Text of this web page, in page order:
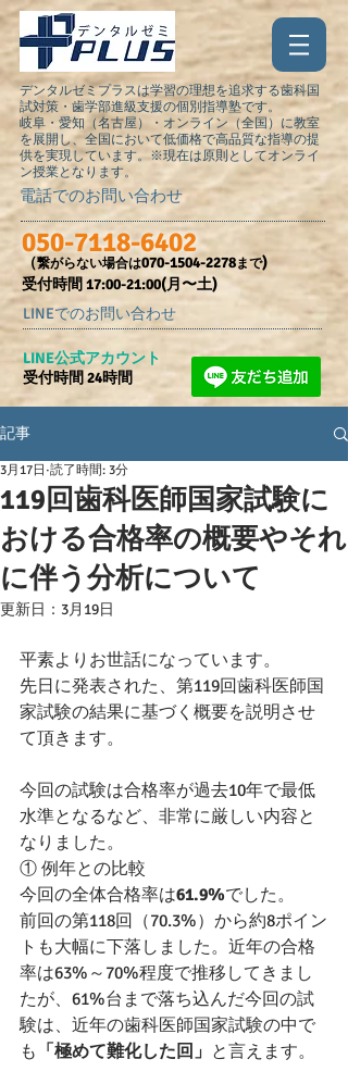
デンタルゼミプラスは学習の理想を追求する歯科国
試対策・歯学部進級支援の個別指導塾です。
岐阜・愛知（名古屋）・オンライン（全国）に教室
を展開し、全国において低価格で高品質な指導の提
供を実現しています。※現在は原則としてオンライ
ン授業となります。
電話でのお問い合わせ
050-7118-6402
（繋がらない場合は070-1504-2278まで)
受付時間​ 17:00-21:00(月〜土)
LINEでのお問い合わせ
​LINE公式アカウント
受付時間 24時間
記事
119回歯科医師国家試験に
おける合格率の概要やそれ
に伴う分析について
3月17日 読了時間: 3分
更新日： 3月19日
平素よりお世話になっています。
先日に発表された、第119回歯科医師国
家試験の結果に基づく概要を説明させ
て頂きます。
今回の試験は合格率が過去10年で最低
水準となるなど、非常に厳しい内容と
なりました。
① 例年との比較
今回の全体合格率は61.9%でした。
前回の第118回（70.3%）から約8ポイン
トも大幅に下落しました。近年の合格
率は63%～70%程度で推移してきまし
たが、61%台まで落ち込んだ今回の試
験は、近年の歯科医師国家試験の中で
も 「極めて難化した回」 と言えます。